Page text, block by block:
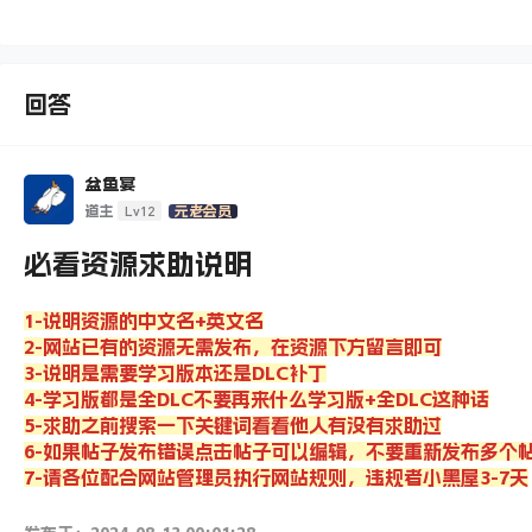
回答
盆鱼宴
道主 Lv12 元老会员
必看资源求助说明
1-说明资源的中文名+英文名
2-网站已有的资源无需发布，在资源下方留言即可
3-说明是需要学习版本还是DLC补丁
4-学习版都是全DLC不要再来什么学习版+全DLC这种话
5-求助之前搜索一下关键词看看他人有没有求助过
6-如果帖子发布错误点击帖子可以编辑，不要重新发布多个
7-请各位配合网站管理员执行网站规则，违规者小黑屋3-7天